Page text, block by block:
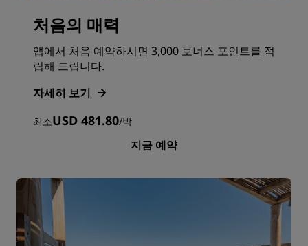
처음의 매력
앱에서 처음 예약하시면 3,000 보너스 포인트를 적
립해 드립니다.
자세히 보기
최소USD 481.80/박
지금 예약